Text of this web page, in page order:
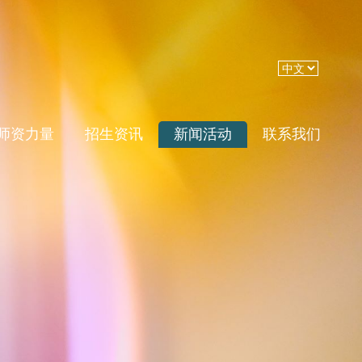
资力量 招生资讯 新闻活动 联系我们